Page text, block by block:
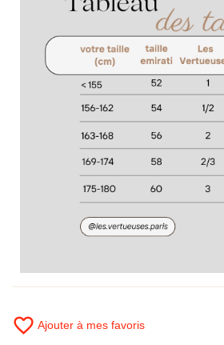
favorite_border Ajouter à mes favoris